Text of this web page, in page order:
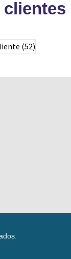
clientes